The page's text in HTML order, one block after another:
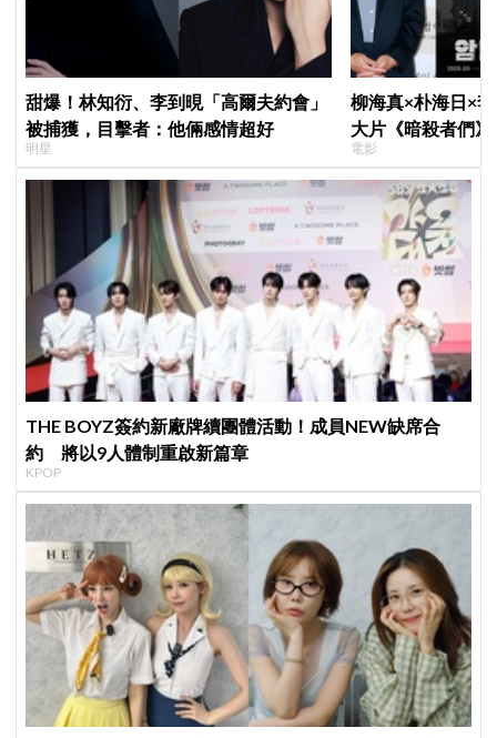
甜爆！林知衍、李到晛「高爾夫約會」
被捕獲，目擊者：他倆感情超好
明星
柳海真×朴海日×
大片《暗殺者們
1974韓第一夫人
電影
THE BOYZ簽約新廠牌續團體活動！成員NEW缺席合
約 將以9人體制重啟新篇章
KPOP